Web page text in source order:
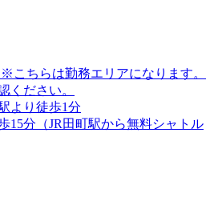
こちらは勤務エリアになります。
ください。
より徒歩1分
分（JR田町駅から無料シャトル